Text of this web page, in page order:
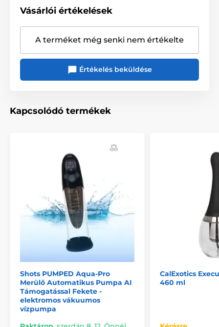
Vásárlói értékelések
A terméket még senki nem értékelte
Értékelés beküldése
Kapcsolódó termékek
Shots PUMPED Aqua-Pro
Merülő Automatikus Pumpa AI
Támogatással Fekete -
elektromos vákuumos
vízpumpa
CalExotics
460 ml